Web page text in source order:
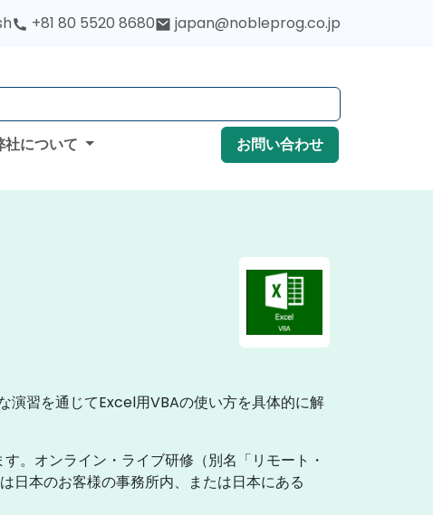
+81 80 5520 8680 japan@nobleprog.co.jp
社について お問い合わせ
演習を通じてExcel用VBAの使い方を具体的に解
。オンライン・ライブ研修（別名「リモート・
日本のお客様の事務所内、または日本にある